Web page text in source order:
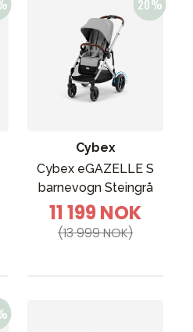
Cybex
Cybex eGAZELLE S
barnevogn Steingrå
11 199 NOK
(13 999 NOK)